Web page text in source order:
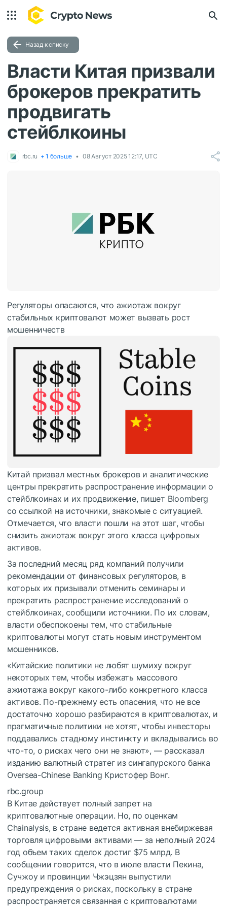
Назад к списку
Власти Китая призвали
брокеров прекратить
продвигать
стейблкоины
rbc.ru + 1 больше 08 Август 2025 12:17, UTC
Регуляторы опасаются, что ажиотаж вокруг
стабильных криптовалют может вызвать рост
мошенничеств
Китай призвал местных брокеров и аналитические
центры прекратить распространение информации о
стейблкоинах и их продвижение, пишет Bloomberg
со ссылкой на источники, знакомые с ситуацией.
Отмечается, что власти пошли на этот шаг, чтобы
снизить ажиотаж вокруг этого класса цифровых
активов.
За последний месяц ряд компаний получили
рекомендации от финансовых регуляторов, в
которых их призывали отменить семинары и
прекратить распространение исследований о
стейблкоинах, сообщили источники. По их словам,
власти обеспокоены тем, что стабильные
криптовалюты могут стать новым инструментом
мошенников.
«Китайские политики не любят шумиху вокруг
некоторых тем, чтобы избежать массового
ажиотажа вокруг какого-либо конкретного класса
активов. По-прежнему есть опасения, что не все
достаточно хорошо разбираются в криптовалютах, и
прагматичные политики не хотят, чтобы инвесторы
поддавались стадному инстинкту и вкладывались во
что-то, о рисках чего они не знают», — рассказал
изданию валютный стратег из сингапурского банка
Oversea-Chinese Banking Кристофер Вонг.
rbc.group
В Китае действует полный запрет на
криптовалютные операции. Но, по оценкам
Chainalysis, в стране ведется активная внебиржевая
торговля цифровыми активами — за неполный 2024
год объем таких сделок достиг $75 млрд. В
сообщении говорится, что в июле власти Пекина,
Сучжоу и провинции Чжэцзян выпустили
предупреждения о рисках, поскольку в стране
распространяется связанная с криптовалютами